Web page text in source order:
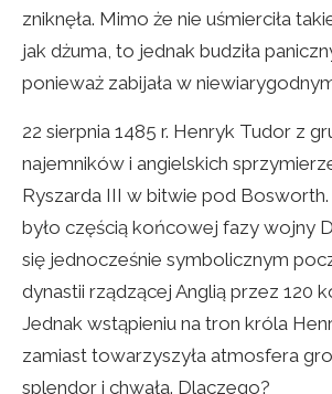
zniknęła. Mimo że nie uśmierciła
jak dżuma, to jednak budziła
ponieważ zabijała w
22 sierpnia 1485 r. Henryk Tudor z
najemników i angielskich
Ryszarda III w bitwie pod
było częścią końcowej fazy wojny
się jednocześnie symbolicznym
dynastii rządzącej Anglią przez 120
Jednak wstąpieniu na tron króla
zamiast towarzyszyła atmosfera
splendor i chwała. Dlaczego?